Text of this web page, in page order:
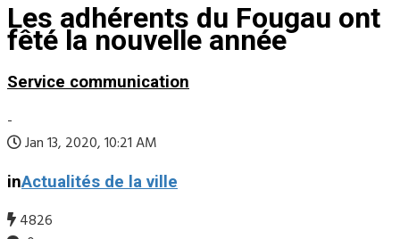
Les adhérents du Fougau ont
fêté la nouvelle année
Service communication
-
Jan 13, 2020, 10:21 AM
inActualités de la ville
4826